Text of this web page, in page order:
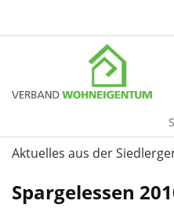
Aktuelles aus der
Spargelessen